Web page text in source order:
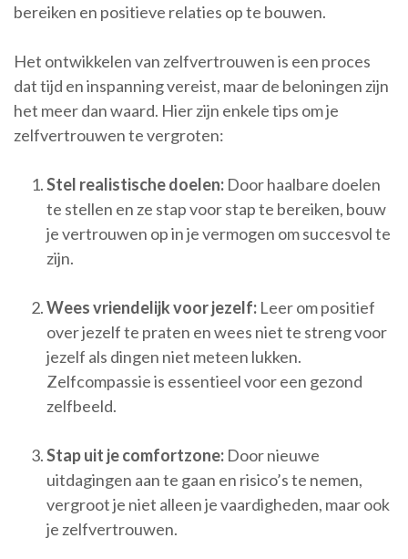
bereiken en positieve relaties op te bouwen.
Het ontwikkelen van zelfvertrouwen is een proces
dat tijd en inspanning vereist, maar de beloningen zijn
het meer dan waard. Hier zijn enkele tips om je
zelfvertrouwen te vergroten:
Stel realistische doelen: Door haalbare doelen
te stellen en ze stap voor stap te bereiken, bouw
je vertrouwen op in je vermogen om succesvol te
zijn.
Wees vriendelijk voor jezelf: Leer om positief
over jezelf te praten en wees niet te streng voor
jezelf als dingen niet meteen lukken.
Zelfcompassie is essentieel voor een gezond
zelfbeeld.
Stap uit je comfortzone: Door nieuwe
uitdagingen aan te gaan en risico’s te nemen,
vergroot je niet alleen je vaardigheden, maar ook
je zelfvertrouwen.